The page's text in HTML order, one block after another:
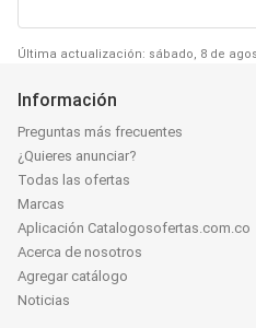
Última actualización: sábado, 8 de
Información
Preguntas más frecuentes
¿Quieres anunciar?
Todas las ofertas
Marcas
Aplicación Catalogosofertas.com.co
Acerca de nosotros
Agregar catálogo
Noticias